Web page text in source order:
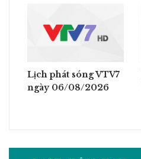
Lịch phát sóng VTV7
ngày 06/08/2026